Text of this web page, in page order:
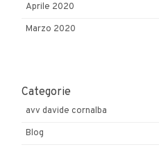
Aprile 2020
Marzo 2020
Categorie
avv davide cornalba
Blog